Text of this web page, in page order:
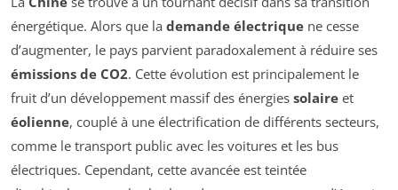
énergétique. Alors que la demande électrique ne cesse
d’augmenter, le pays parvient paradoxalement à réduire ses
émissions de CO2. Cette évolution est principalement le
fruit d’un développement massif des énergies solaire et
éolienne, couplé à une électrification de différents secteurs,
comme le transport public avec les voitures et les bus
électriques. Cependant, cette avancée est teintée